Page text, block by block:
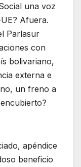
una voz
Afuera.
Parlasur
con
bolivariano,
externa e
un freno a
apéndice
beneficio